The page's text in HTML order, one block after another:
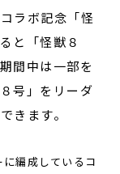
ラボ記念「怪
と「怪獣８
間中は一部を
号」をリーダ
きます。
編成しているコ